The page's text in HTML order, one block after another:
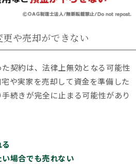
や売却ができない
契約は、法律上無効となる可能性
や実家を売却して資金を準備した
続きが完全に止まる可能性があり
場合でも売れない